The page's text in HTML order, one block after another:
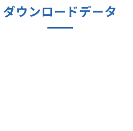
ダウンロードデータ